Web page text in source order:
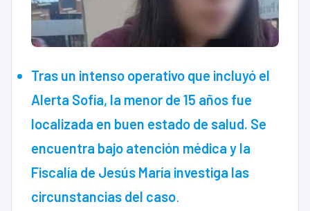
Tras un intenso operativo que incluyó el
Alerta Sofía, la menor de 15 años fue
localizada en buen estado de salud. Se
encuentra bajo atención médica y la
Fiscalía de Jesús María investiga las
circunstancias del caso.